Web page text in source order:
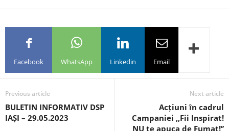
Facebook WhatsApp Linkedin Email
Previous article
BULETIN INFORMATIV DSP
IAȘI – 29.05.2023
Next article
Acțiuni în cadrul
Campaniei ,,Fii Inspirat!
NU te apuca de Fumat!’’